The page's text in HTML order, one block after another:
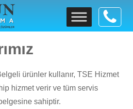
İçin Profesyonel Çözümler>
ürünler kullanır, TSE Hizmet
hizmet verir ve tüm servis
sahiptir.